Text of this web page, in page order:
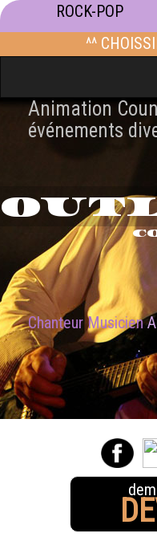
ROCK-POP
^^
Animation
événements
Chanteur Musicien